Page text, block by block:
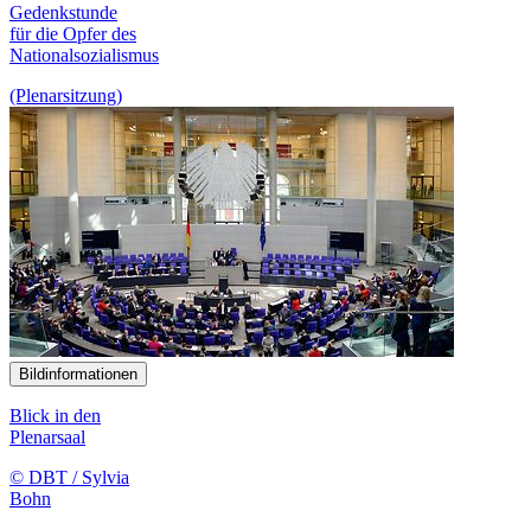
Gedenkstunde
für die Opfer des
Nationalsozialismus
(Plenarsitzung)
Bildinformationen
Blick in den
Plenarsaal
© DBT / Sylvia
Bohn